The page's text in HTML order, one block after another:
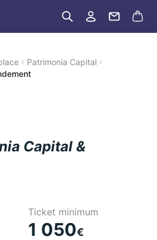
Patrimonia Capital
Capital &
Ticket minimum
1 050€